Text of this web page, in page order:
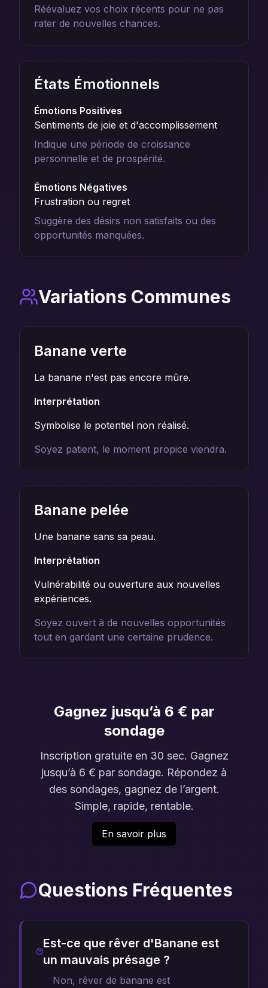
Réévaluez vos choix récents pour ne pas
rater de nouvelles chances.
États Émotionnels
Émotions Positives
Sentiments de joie et d'accomplissement
Indique une période de croissance
personnelle et de prospérité.
Émotions Négatives
Frustration ou regret
Suggère des désirs non satisfaits ou des
opportunités manquées.
Variations Communes
Banane verte
La banane n'est pas encore mûre.
Interprétation
Symbolise le potentiel non réalisé.
Soyez patient, le moment propice viendra.
Banane pelée
Une banane sans sa peau.
Interprétation
Vulnérabilité ou ouverture aux nouvelles
expériences.
Soyez ouvert à de nouvelles opportunités
tout en gardant une certaine prudence.
Gagnez jusqu’à 6 € par
sondage
Inscription gratuite en 30 sec. Gagnez
jusqu’à 6 € par sondage. Répondez à
des sondages, gagnez de l’argent.
Simple, rapide, rentable.
En savoir plus
Questions Fréquentes
Est-ce que rêver d'Banane est
un mauvais présage ?
Non, rêver de banane est